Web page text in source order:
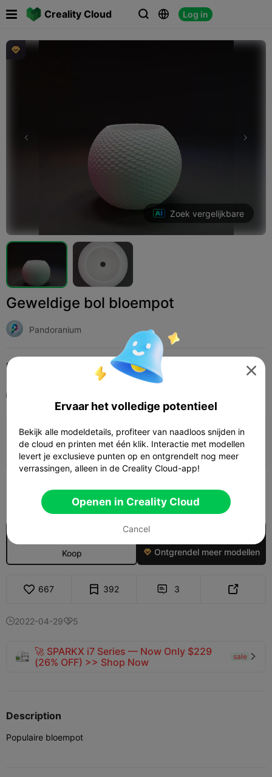
Creality Cloud   Log in
 

Zoek vergelijkbare
Geweldige bol bloempot
Pandoranium
Print Settings (1) Add Huishouden Woondecoraties & ornamenten 
0.08mm layer, 3 walls, 15% infill
300 
Koop  Ontgrendel meer modellen
667 392  3 
2022-04-295
🚀 SPARKX i7 Series — Now Only $229
(26% OFF) >> Shop Now
sale 
Description
Populaire bloempot

Ervaar het volledige potentieel
Bekijk alle modeldetails, profiteer van naadloos snijden in
de cloud en printen met één klik. Interactie met modellen
levert je exclusieve punten op en ontgrendelt nog meer
verrassingen, alleen in de Creality Cloud-app!
Openen in Creality Cloud
Cancel